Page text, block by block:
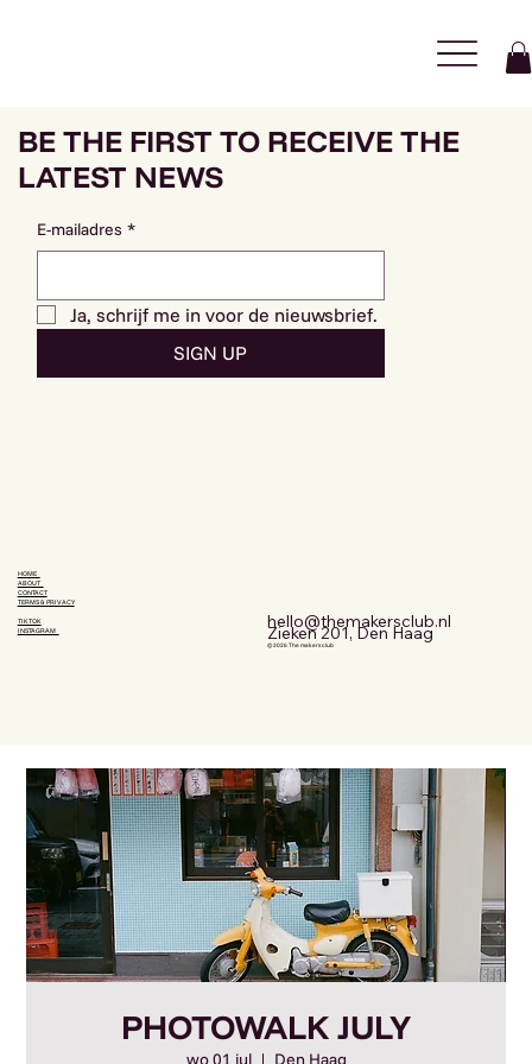
PHOTOWALK JULY
wo 01 jul
  |
Den Haag
BE THE FIRST TO RECEIVE THE
LATEST NEWS
HOME
ABOUT
CONTACT
TERMS & PRIVACY
TIKTOK
INSTAGRAM
hello@themakersclub.nl
Zieken 201, Den Haag
© 2026 The makers club
E-mailadres *
Ja, schrijf me in voor de nieuwsbrief.
SIGN UP